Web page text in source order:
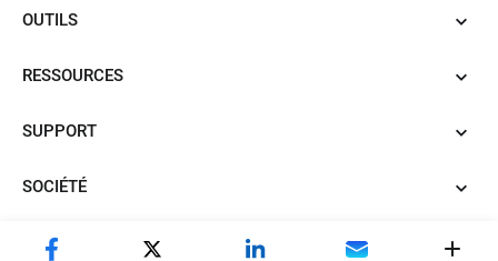
OUTILS
RESSOURCES
SUPPORT
SOCIÉTÉ